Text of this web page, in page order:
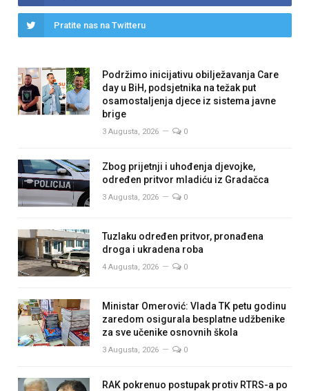
Pratite nas na Twitteru
Podržimo inicijativu obilježavanja Care
day u BiH, podsjetnika na težak put
osamostaljenja djece iz sistema javne
brige
3 Augusta, 2026 0
Zbog prijetnji i uhođenja djevojke,
određen pritvor mladiću iz Gradačca
3 Augusta, 2026 0
Tuzlaku određen pritvor, pronađena
droga i ukradena roba
4 Augusta, 2026 0
Ministar Omerović: Vlada TK petu godinu
zaredom osigurala besplatne udžbenike
za sve učenike osnovnih škola
3 Augusta, 2026 0
RAK pokrenuo postupak protiv RTRS-a po